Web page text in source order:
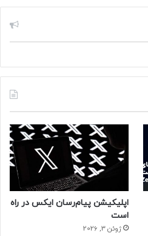
اپلیکیشن پیام‌رسان ایکس در راه
است
ژوئن 3, 2026